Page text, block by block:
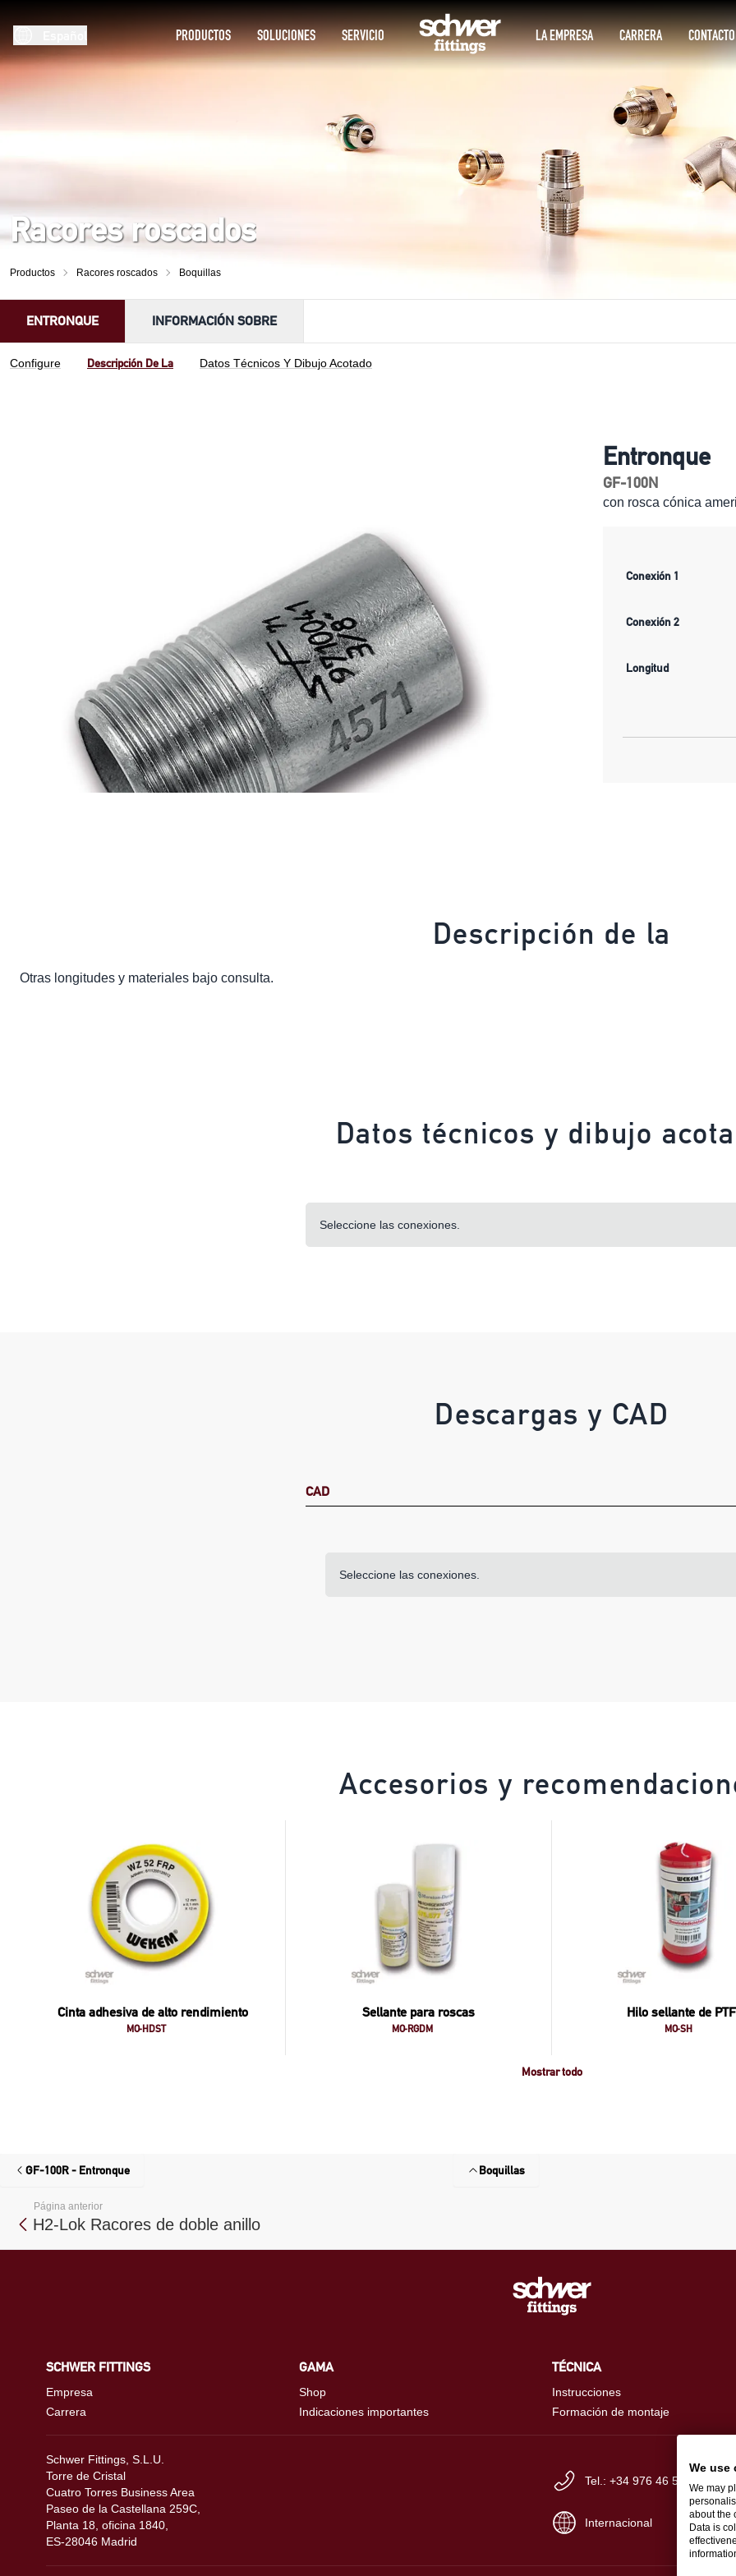
PRODUCTOS SOLUCIONES SERVICIO LA EMPRESA CARRERA CONTACTO
Racores roscados
Productos Racores roscados Boquillas
ENTRONQUE INFORMACIÓN SOBRE
Configure Descripción De La Datos Técnicos Y Dibujo Acotado
Entronque
GF-100N
con rosca cónica
Conexión 1
Conexión 2
Longitud
Descripción de la
Otras longitudes y materiales bajo consulta.
Datos técnicos y dibujo
Seleccione las conexiones.
Descargas y CAD
CAD
Seleccione las conexiones.
Accesorios y
Cinta adhesiva de alto rendimiento
MO-HDST
Sellante para roscas
MO-RGDM
Hilo sellante de
MO-SH
Mostrar todo
GF-100R - Entronque Boquillas
Página anterior
H2-Lok Racores de doble anillo
SCHWER FITTINGS
Empresa
Carrera
GAMA
Shop
Indicaciones importantes
TÉCNICA
Instrucciones
Formación de montaje
Schwer Fittings, S.L.U.
Torre de Cristal
Cuatro Torres Business Area
Paseo de la Castellana 259C,
Planta 18, oficina 1840,
ES-28046 Madrid
Tel.: +34 976 46 56-60
Internacional
We use
We may
about the
Data is